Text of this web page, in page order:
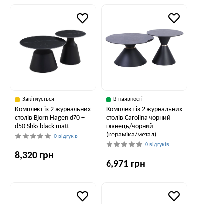
Закінчується
Комплект із 2 журнальних
столів Bjorn Hagen d70 +
d50 Shks black matt
0 відгуків
8,320 грн
В наявності
Комплект із 2 журнальних
столів Carolina чорний
глянець/чорний
(кераміка/метал)
0 відгуків
6,971 грн